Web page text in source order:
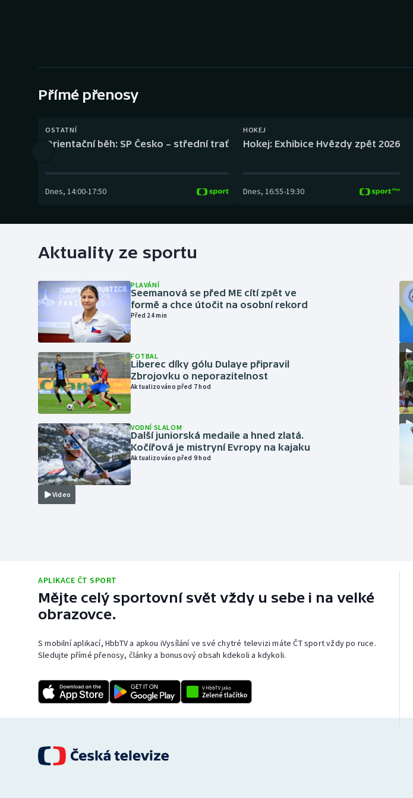
Gymnastika Plážový volejbal
Přímé přenosy
OSTATNÍ
Orientační běh: SP Česko – střední trať
Dnes, 14:00-17:50
HOKEJ
Hokej: Exhibice Hvězdy zpět 2026
Dnes, 16:55-19:30
Aktuality ze sportu
PLAVÁNÍ
Seemanová se před ME cítí zpět ve
formě a chce útočit na osobní rekord
Před 24 min
FOTBAL
Liberec díky gólu Dulaye připravil
Zbrojovku o neporazitelnost
Aktualizováno před 7 hod
Video
VODNÍ SLALOM
Další juniorská medaile a hned zlatá.
Kočířová je mistryní Evropy na kajaku
Aktualizováno před 9 hod
APLIKACE ČT SPORT
Mějte celý sportovní svět vždy u sebe i na velké
obrazovce.
S mobilní aplikací, HbbTV a apkou iVysílání ve své chytré televizi máte ČT sport vždy po ruce.
Sledujte přímé přenosy, články a bonusový obsah kdekoli a kdykoli.